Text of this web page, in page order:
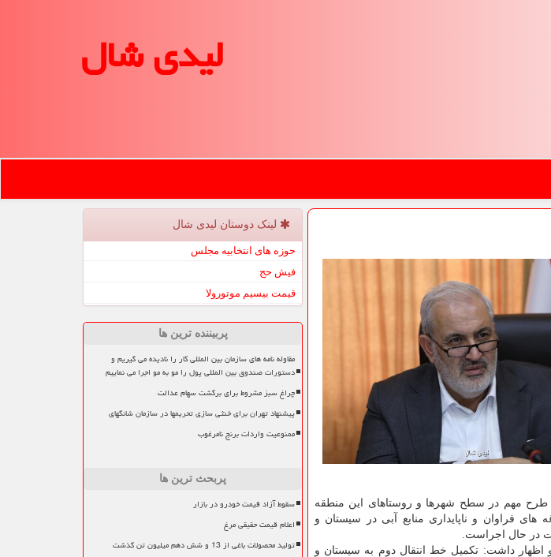
لیدی شال
وزیر نیرو با اشاره به طرح های آبرسانی کوتاه مدت و بلندمدت سیستان که در چارچوب ۶ طرح مهم در سطح شهرها و روستاهای این منطقه
فراوان و ناپایداری منابع آبی در سیستان و
اظهار داشت: تکمیل خط انتقال دوم به سیستان و
لینک دوستان لیدی شال
حوزه های انتخابیه مجلس
فیش حج
قیمت بیسیم موتورولا
پربیننده ترین ها
مقاوله نامه های سازمان بین المللی کار را نادیده می گیریم و
دستورات صندوق بین المللی پول را مو به مو اجرا می نماییم
چراغ سبز مشروط برای برگشت سهام عدالت
پیشنهاد تهران برای خنثی سازی تحریمها در سازمان شانگهای
ممنوعیت واردات برنج نامرغوب
پربحث ترین ها
سقوط آزاد قیمت خودرو در بازار
اعلام قیمت حقیقی مرغ
تولید محصولات باغی از 13 و شش دهم میلیون تن گذشت